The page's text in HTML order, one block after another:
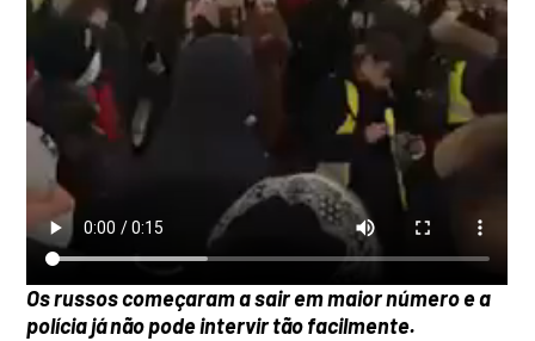
Os russos começaram a sair em maior número e a
polícia já não pode intervir tão facilmente.